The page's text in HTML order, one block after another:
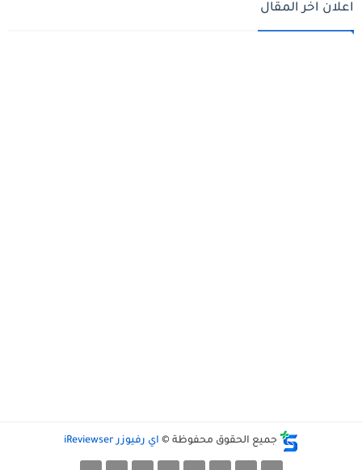
اعلان اخر المقال
جميع الحقوق محفوظة © اي رفيوزر iReviewser